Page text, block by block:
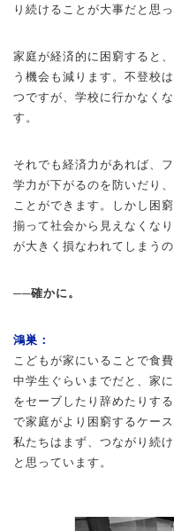
り続けることが大事だと思っ
家庭が経済的に困窮すると
う機会も減ります。不登校
つですが、学校に行かなく
す。
それでも経済力があれば、
学力が下がるのを防いだり
ことができます。しかし困
揃って社会から見えなくな
が大きく損なわれてしまうの
──確かに。
鴻巣：
こどもが家にいることで食
中学生ぐらいまでだと、家
をセーブしたり辞めたりす
で家庭がより困窮するケース
私たちはまず、つながり続
と思っています。